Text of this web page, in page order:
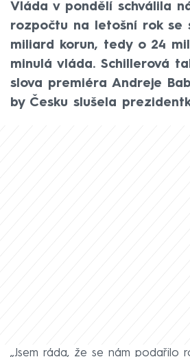
Vláda v pondělí schválila
rozpočtu na letošní rok se
miliard korun, tedy o 24
minulá vláda. Schillerová
slova premiéra Andreje
by Česku slušela
„Jsem ráda, že se nám podařilo